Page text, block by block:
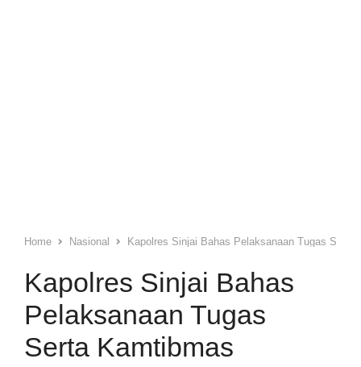
Home Nasional Kapolres Sinjai Bahas Pelaksanaan Tugas Serta
Kapolres Sinjai Bahas
Pelaksanaan Tugas
Serta Kamtibmas